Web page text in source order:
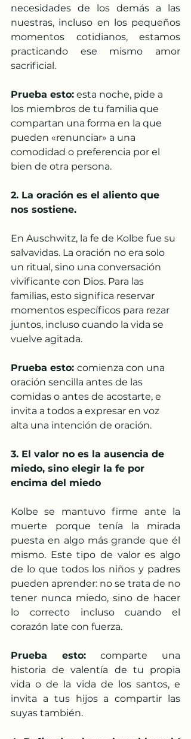
necesidades de los demás a las
nuestras, incluso en los pequeños
momentos cotidianos, estamos
practicando ese mismo amor
sacrificial.
Prueba esto: esta noche, pide a
los miembros de tu familia que
compartan una forma en la que
pueden «renunciar» a una
comodidad o preferencia por el
bien de otra persona.
2. La oración es el aliento que
nos sostiene.
En Auschwitz, la fe de Kolbe fue su
salvavidas. La oración no era solo
un ritual, sino una conversación
vivificante con Dios. Para las
familias, esto significa reservar
momentos específicos para rezar
juntos, incluso cuando la vida se
vuelve agitada.
Prueba esto: comienza con una
oración sencilla antes de las
comidas o antes de acostarte, e
invita a todos a expresar en voz
alta una intención de oración.
3. El valor no es la ausencia de
miedo, sino elegir la fe por
encima del miedo
Kolbe se mantuvo firme ante la
muerte porque tenía la mirada
puesta en algo más grande que él
mismo. Este tipo de valor es algo
de lo que todos los niños y padres
pueden aprender: no se trata de no
tener nunca miedo, sino de hacer
lo correcto incluso cuando el
corazón late con fuerza.
Prueba esto: comparte una
historia de valentía de tu propia
vida o de la vida de los santos, e
invita a tus hijos a compartir las
suyas también.